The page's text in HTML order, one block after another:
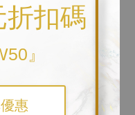
折扣碼
』
惠